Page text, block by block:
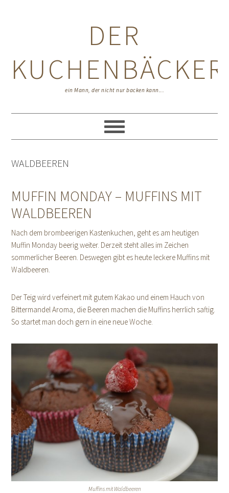
DER
KUCHENBÄCKER
ein Mann, der nicht nur backen kann...
WALDBEEREN
MUFFIN MONDAY – MUFFINS MIT
WALDBEEREN
Nach dem brombeerigen Kastenkuchen, geht es am heutigen
Muffin Monday beerig weiter. Derzeit steht alles im Zeichen
sommerlicher Beeren. Deswegen gibt es heute leckere Muffins mit
Waldbeeren.
Der Teig wird verfeinert mit gutem Kakao und einem Hauch von
Bittermandel Aroma, die Beeren machen die Muffins herrlich saftig.
So startet man doch gern in eine neue Woche.
Muffins mit Waldbeeren